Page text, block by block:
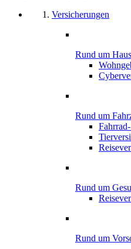
Versicherungen
Rund um
Rund um
Rund um
Rund um